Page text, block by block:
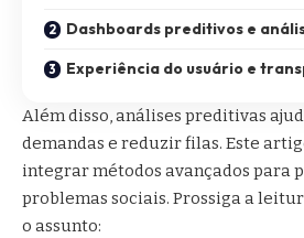
Dashboards preditivos e
Experiência do usuário e
Além disso, análises preditivas
demandas e reduzir filas. Este
integrar métodos avançados para
problemas sociais. Prossiga a
o assunto: